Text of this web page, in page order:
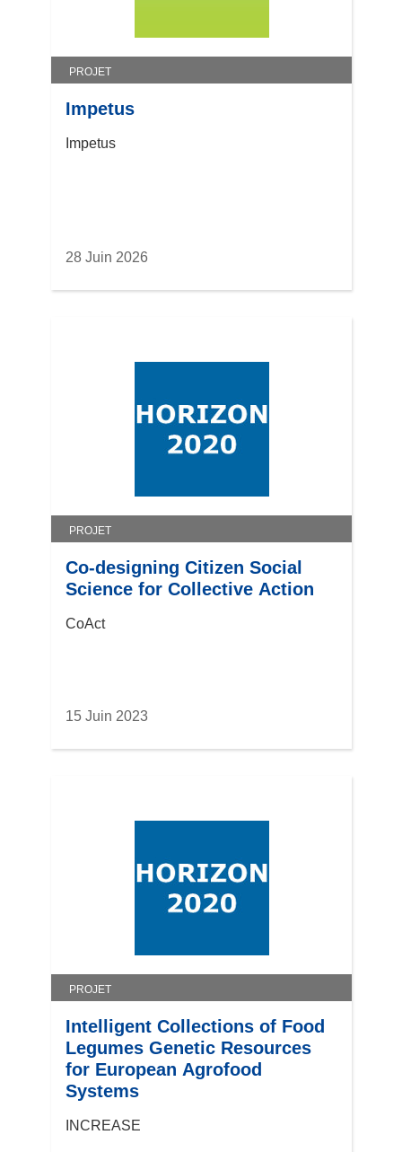
PROJET
Impetus
Impetus
28 Juin 2026
PROJET
Co-designing Citizen Social
Science for Collective Action
CoAct
15 Juin 2023
PROJET
Intelligent Collections of Food
Legumes Genetic Resources
for European Agrofood
Systems
INCREASE